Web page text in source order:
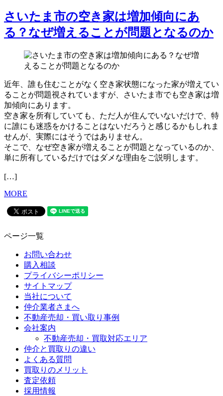
さいたま市の空き家は増加傾向にあ
る？なぜ増えることが問題となるのか
近年、誰も住むことがなく空き家状態になった家が増えてい
ることが問題視されていますが、さいたま市でも空き家は増
加傾向にあります。
空き家を所有していても、ただ人が住んでいないだけで、特
に誰にも迷惑をかけることはないだろうと感じるかもしれま
せんが、実際にはそうではありません。
そこで、なぜ空き家が増えることが問題となっているのか、
単に所有しているだけではダメな理由をご説明します。
[…]
MORE
ページ一覧
お問い合わせ
購入相談
プライバシーポリシー
サイトマップ
当社について
仲介業者さまへ
不動産売却・買い取り事例
会社案内
不動産売却・買取対応エリア
仲介と買取りの違い
よくある質問
買取りのメリット
査定依頼
採用情報